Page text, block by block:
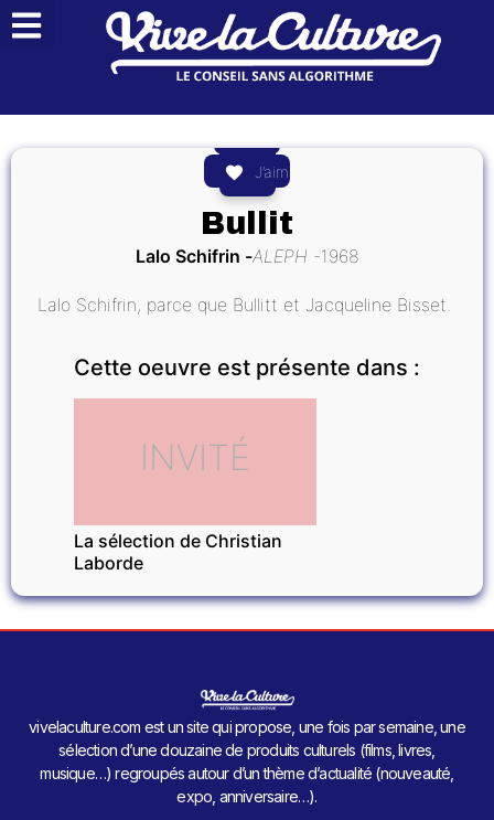
J’aime
Bullit
Lalo Schifrin ALEPH 1968
Lalo Schifrin, parce que Bullitt et Jacqueline Bisset.
Cette oeuvre est présente dans :
INVITÉ
La sélection de Christian
Laborde
vivelaculture.com est un site qui propose, une fois par semaine, une
sélection d’une douzaine de produits culturels (films, livres,
musique…) regroupés autour d’un thème d’actualité (nouveauté,
expo, anniversaire…).